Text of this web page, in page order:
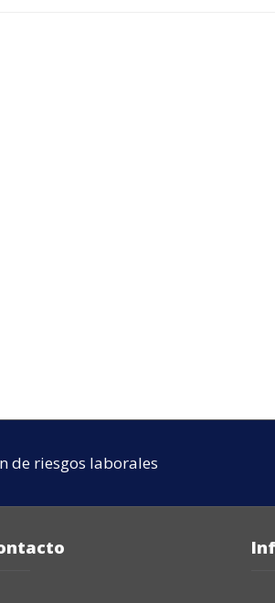
de riesgos laborales